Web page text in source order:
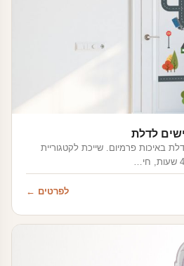
לדלת
באיכות פרמיום. שייכת לקטגוריית
לפרטים ←